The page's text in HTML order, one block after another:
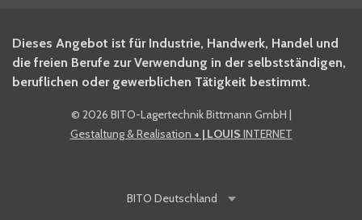
BITO Newsletter Fachwissen
Intralogistiker anmelden.
Ja, ich möchte mich für den
BITO Shop-Newsletter
Dieses Angebot ist für Industrie, Handwerk, Handel und
die freien Berufe zur Verwendung in der selbstständigen,
beruflichen oder gewerblichen Tätigkeit bestimmt.
© 2026 BITO-Lagertechnik Bittmann GmbH |
Gestaltung & Realisation + | LOUIS INTERNET
BITO Deutschland